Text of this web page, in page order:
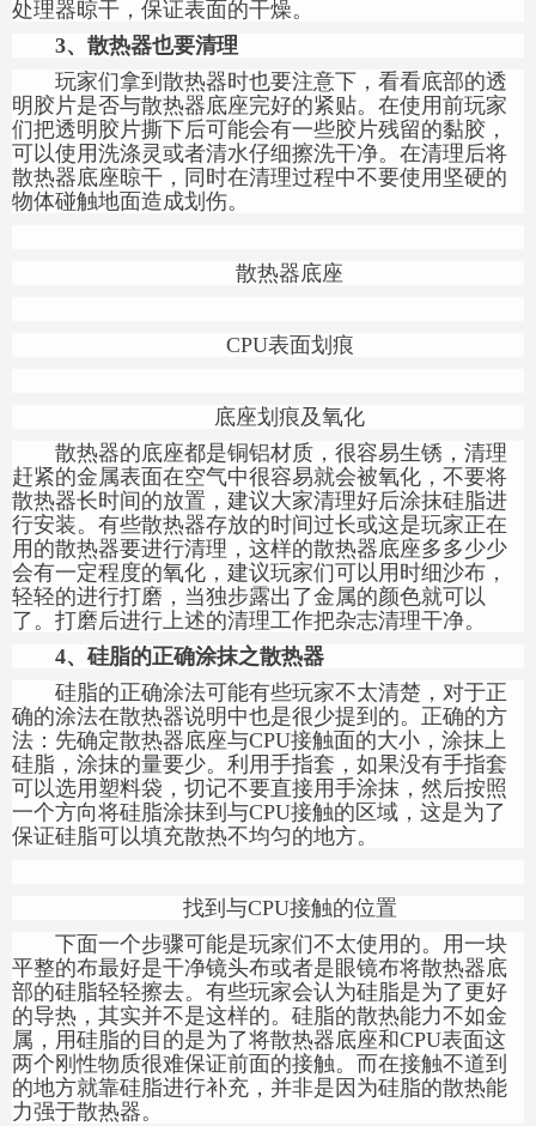
处理器晾干，保证表面的干燥。
3、 散热器也要清理
玩家们拿到散热器时也要注意下，看看底部的透
明胶片是否与散热器底座完好的紧贴。在使用前玩家
们把透明胶片撕下后可能会有一些胶片残留的黏胶，
可以使用洗涤灵或者清水仔细擦洗干净。在清理后将
散热器底座晾干，同时在清理过程中不要使用坚硬的
物体碰触地面造成划伤。
散热器底座
CPU表面划痕
底座划痕及氧化
散热器的底座都是铜铝材质，很容易生锈，清理
赶紧的金属表面在空气中很容易就会被氧化，不要将
散热器长时间的放置，建议大家清理好后涂抹硅脂进
行安装。有些散热器存放的时间过长或这是玩家正在
用的散热器要进行清理，这样的散热器底座多多少少
会有一定程度的氧化，建议玩家们可以用时细沙布，
轻轻的进行打磨，当独步露出了金属的颜色就可以
了。打磨后进行上述的清理工作把杂志清理干净。
4、 硅脂的正确涂抹之散热器
硅脂的正确涂法可能有些玩家不太清楚，对于正
确的涂法在散热器说明中也是很少提到的。正确的方
法：先确定散热器底座与CPU接触面的大小，涂抹上
硅脂，涂抹的量要少。利用手指套，如果没有手指套
可以选用塑料袋，切记不要直接用手涂抹，然后按照
一个方向将硅脂涂抹到与CPU接触的区域，这是为了
保证硅脂可以填充散热不均匀的地方。
找到与CPU接触的位置
下面一个步骤可能是玩家们不太使用的。用一块
平整的布最好是干净镜头布或者是眼镜布将散热器底
部的硅脂轻轻擦去。有些玩家会认为硅脂是为了更好
的导热，其实并不是这样的。硅脂的散热能力不如金
属，用硅脂的目的是为了将散热器底座和CPU表面这
两个刚性物质很难保证前面的接触。而在接触不道到
的地方就靠硅脂进行补充，并非是因为硅脂的散热能
力强于散热器。